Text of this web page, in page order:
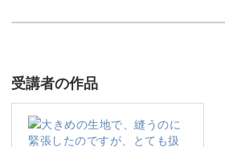
大人服のデザイン制作を手掛けてい
よです。
受講者の作品